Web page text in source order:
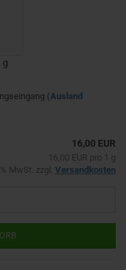
g
(Ausland
16,00 EUR
16,00 EUR pro 1 g
MwSt. zzgl. Versandkosten